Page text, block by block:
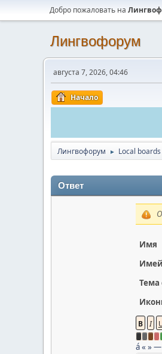
Добро пожаловать на
Лингвофорум
августа 7, 2026, 04:46
Начало
Лингвофорум ► Local
Ответ
Имя
Тема
á« »—